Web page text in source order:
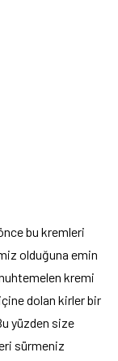
bu kremleri
olduğuna emin
kremi
dolan kirler bir
yüzden size
sürmeniz